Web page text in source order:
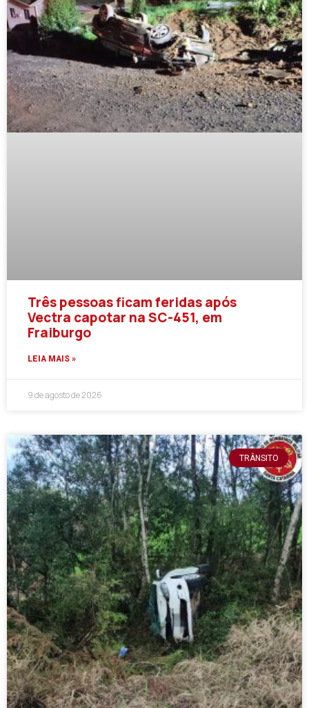
Três pessoas ficam feridas após
Vectra capotar na SC-451, em
Fraiburgo
LEIA MAIS »
9 de agosto de 2026
TRÂNSITO